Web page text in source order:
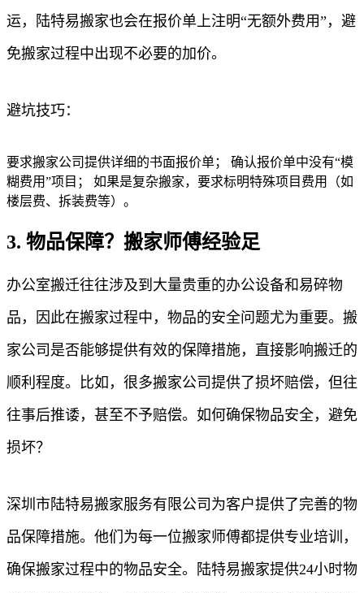
运，陆特易搬家也会在报价单上注明“无额外费用”，避
免搬家过程中出现不必要的加价。
避坑技巧：
要求搬家公司提供详细的书面报价单； 确认报价单中没有“模
糊费用”项目； 如果是复杂搬家，要求标明特殊项目费用（如
楼层费、拆装费等）。
3. 物品保障？搬家师傅经验足
办公室搬迁往往涉及到大量贵重的办公设备和易碎物
品，因此在搬家过程中，物品的安全问题尤为重要。搬
家公司是否能够提供有效的保障措施，直接影响搬迁的
顺利程度。比如，很多搬家公司提供了损坏赔偿，但往
往事后推诿，甚至不予赔偿。如何确保物品安全，避免
损坏？
深圳市陆特易搬家服务有限公司为客户提供了完善的物
品保障措施。他们为每一位搬家师傅都提供专业培训，
确保搬家过程中的物品安全。陆特易搬家提供24小时物